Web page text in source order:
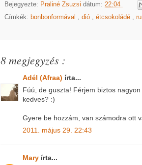
Bejegyezte: Praliné Zsuzsi dátum: 22:04
Címkék: bonbonformával , dió , étcsokoládé ,
8 megjegyzés :
Adél (Afraa) írta...
Fúú, de guszta! Férjem biztos
kedves? :)
Gyere be hozzám, van számodra ott
2011. május 29. 22:43
Mary írta...